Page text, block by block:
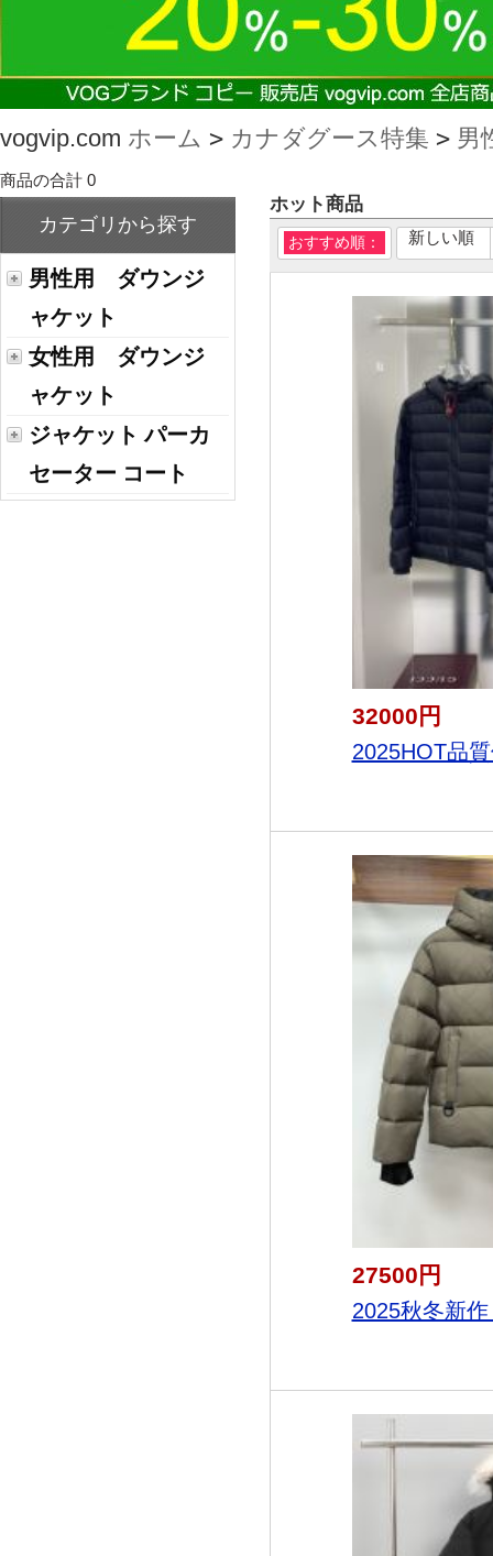
vogvip.com ホーム > カナダグース特集 > 男
商品の合計 0
カテゴリから探す
男性用 ダウンジ
ャケット
女性用 ダウンジ
ャケット
ジャケット パーカ
セーター コート
ホット商品
おすすめ順： 新しい順
32000円
2025HOT品
27500円
2025秋冬新